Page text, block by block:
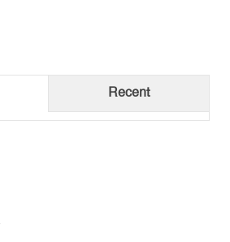
Recent